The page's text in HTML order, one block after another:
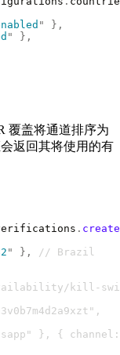
"
},
"
},
覆盖将通道排序为
返回其将使用的有
. create
" },
// Brazil
availability/kill-
}, {